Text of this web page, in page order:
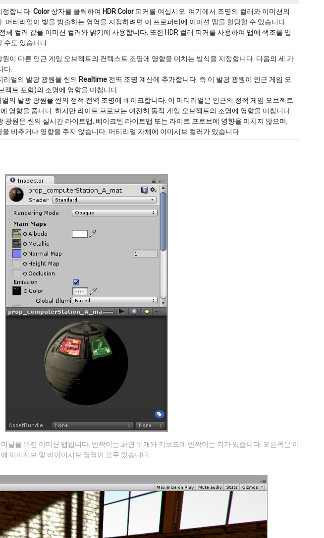
합니다. Color상자를 클릭하여 HDR Color피커를 여십시오. 여기에서 조명의 컬러와 이미션의
머티리얼이 빛을 방출하는 영역을 지정하려면 이 프로퍼티에 이미션 맵을 할당할 수 있습니다.
체 컬러 값을 이미션 컬러와 밝기에 사용합니다. 또한 HDR 컬러 피커를 사용하여 맵에 색조를 입
수도 있습니다.
이 다른 인근 게임 오브젝트의 컨텍스트 조명에 영향을 미치는 방식을 지정합니다. 다음의 세 가
다.
리얼의 발광 광원을 씬의 Realtime 전역 조명 계산에 추가합니다. 즉 이 발광 광원이 인근 게임 오
젝트 포함)의 조명에 영향을 미칩니다.
의 발광 광원을 씬의 정적 전역 조명에 베이크합니다. 이 머티리얼은 인근의 정적 게임 오브젝트
영향을 줍니다. 하지만 라이트 프로브는 여전히 동적 게임 오브젝트의 조명에 영향을 미칩니다.
광원은 씬의 실시간 라이트맵, 베이크된 라이트맵 또는 라이트 프로브에 영향을 미치지 않으며,
비추거나 영향을 주지 않습니다. 머티리얼 자체에 이미시브 컬러가 있습니다.
널을 위한 이미션 맵입니다. 반짝이는 화면 두개와 키보드에 반짝이는 키가 있습니다. 오른쪽은 이
이미시브 및 비이미시브 영역이 모두 있습니다.